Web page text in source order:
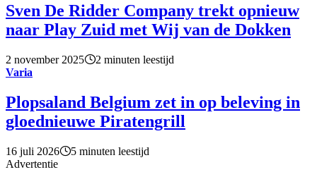
Sven De Ridder Company trekt opnieuw
naar Play Zuid met Wij van de Dokken
2 november 2025
2 minuten leestijd
Varia
Plopsaland Belgium zet in op beleving in
gloednieuwe Piratengrill
16 juli 2026
5 minuten leestijd
Advertentie